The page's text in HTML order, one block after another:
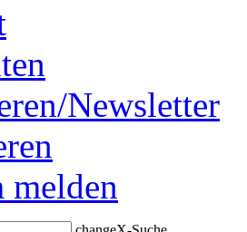
Newsletter
melden